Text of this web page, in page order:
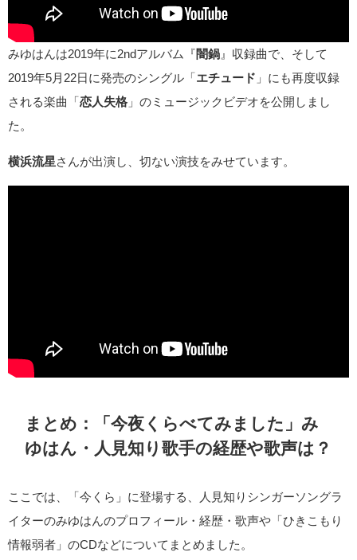
みゆはんは2019年に2ndアルバム『 闇鍋 』収録曲で、そして
2019年5月22日に発売のシングル「 エチュード 」にも再度収録
される楽曲「 恋人失格 」のミュージックビデオを公開しまし
た。
横浜流星 さんが出演し、切ない演技をみせています。
まとめ：「今夜くらべてみました」み
ゆはん・人見知り歌手の経歴や歌声は？
ここでは、「今くら」に登場する、人見知りシンガーソングラ
イターのみゆはんのプロフィール・経歴・歌声や「ひきこもり
情報弱者」のCDなどについてまとめました。